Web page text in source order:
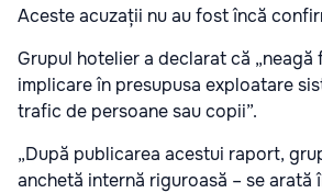
Aceste acuzații nu au fost încă
Grupul hotelier a declarat că „neagă
implicare în presupusa exploatare
trafic de persoane sau copii”.
„După publicarea acestui raport,
anchetă internă riguroasă – se arată